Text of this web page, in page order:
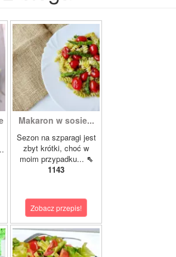
Makaron w sosie...
Sezon na szparagi jest
zbyt krótki, choć w
moim przypadku... ⇖
1143
Zobacz przepis!